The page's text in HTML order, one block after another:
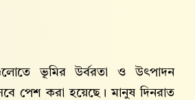
ভূমির উর্বরতা ও উৎপাদন
পেশ করা হয়েছে। মানুষ দিনরাত